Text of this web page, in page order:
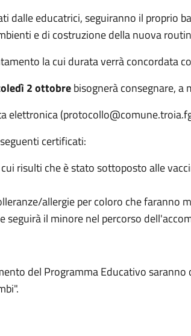
dalle educatrici, seguiranno il proprio
e di costruzione della nuova
la cui durata verrà concordata
2 ottobrebisognerà consegnare, a
elettronica
certificati:
risulti che è stato sottoposto alle
allergie per coloro che faranno
seguirà il minore nel percorso
del Programma Educativo saranno